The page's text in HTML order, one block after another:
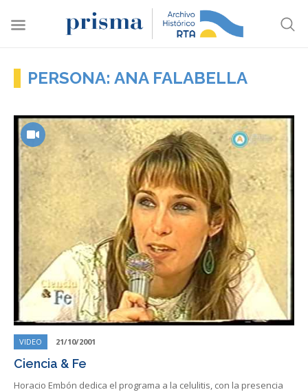
PERSONA: ANA FALABELLA
VIDEO 21/10/2001
Ciencia & Fe
Horacio Embón dedica el programa a la celulitis, con la presencia